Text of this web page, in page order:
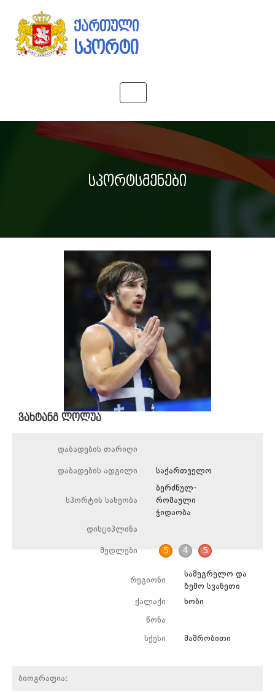
ქართული
სპორტი
navigation
სპორტსმენები
ვახტანგ ლოლუა
დაბადების თარიღი
დაბადების ადგილი საქართველო
სპორტის სახეობა
ბერძნულ-
რომაული
ჭიდაობა
დისციპლინა
მედლები 5 4 5
რეგიონი
სამეგრელო და
ზემო სვანეთი
ქალაქი
ხობი
წონა
სქესი მამრობითი
ბიოგრაფია: